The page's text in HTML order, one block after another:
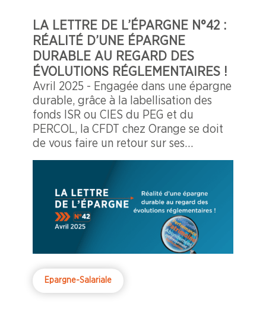
LA LETTRE DE L’ÉPARGNE N°42 :
RÉALITÉ D’UNE ÉPARGNE
DURABLE AU REGARD DES
ÉVOLUTIONS RÉGLEMENTAIRES !
Avril 2025 - Engagée dans une épargne
durable, grâce à la labellisation des
fonds ISR ou CIES du PEG et du
PERCOL, la CFDT chez Orange se doit
de vous faire un retour sur ses
ambitions avec un éclairage sur le
président de ce conseil de surveillance.
Epargne-Salariale